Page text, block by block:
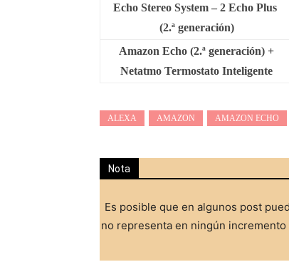
Echo Stereo System – 2 Echo Plus
(2.ª generación)
Amazon Echo (2.ª generación) +
Netatmo Termostato Inteligente
ALEXA AMAZON AMAZON ECHO
Nota
Es posible que en algunos post
no representa en ningún